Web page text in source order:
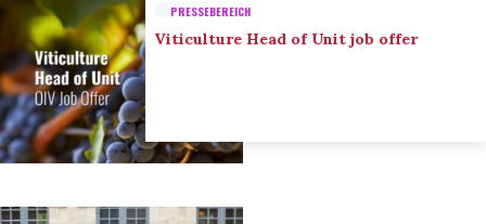
PRESSEBEREICH
Viticulture Head of Unit job offer